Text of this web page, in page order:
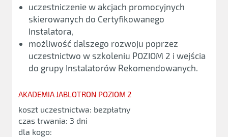
uczestniczenie w akcjach promocyjnych
skierowanych do Certyfikowanego
Instalatora,
możliwość dalszego rozwoju poprzez
uczestnictwo w szkoleniu POZIOM 2 i wejścia
do grupy Instalatorów Rekomendowanych.
AKADEMIA JABLOTRON POZIOM 2
koszt uczestnictwa: bezpłatny
czas trwania: 3 dni
dla kogo: